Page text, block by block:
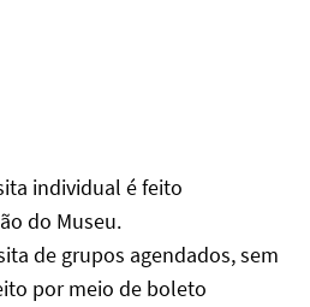
individual é feito
do Museu.
de grupos agendados, sem
por meio de boleto